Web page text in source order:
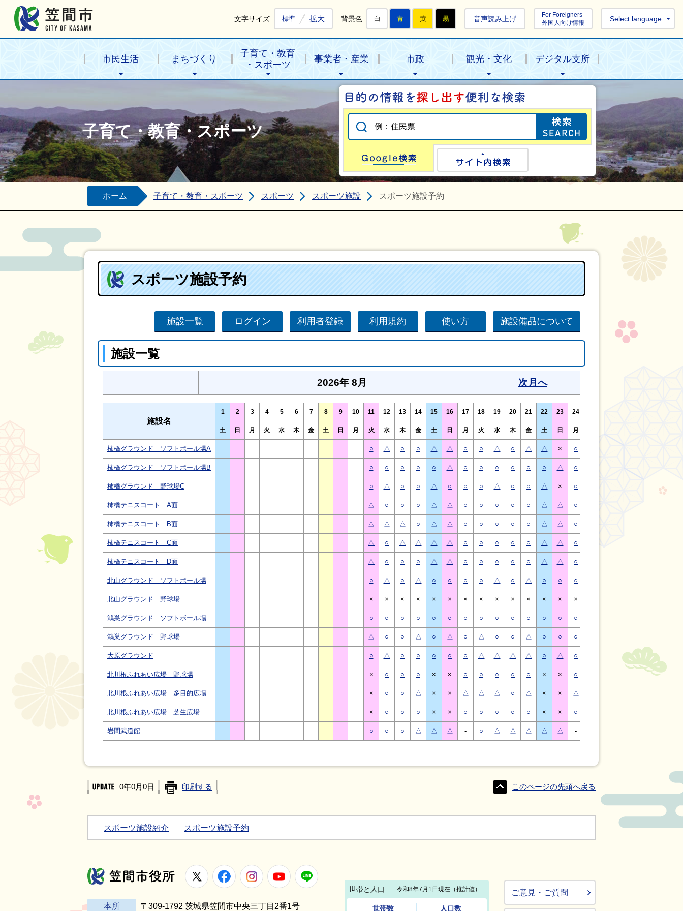
文字サイズ 標準 拡大 背景色 白 青 黄 黒 音声読み上げ
For Foreigners
外国人向け情報
Select language
市民生活 まちづくり
子育て・教育
・スポーツ
事業者・産業 市政 観光・文化 デジタル支所
子育て・教育・スポーツ
目的の情報を探
Google検索
ホーム 子育て・教育・スポーツ スポーツ スポーツ施設 スポーツ施設予約
スポーツ施設予約
施設一覧 ログイン 利用者登録 利用規約 使い方 施設備品について
施設一覧
2026年 8月 次月へ
施設名
1 2 3 4 5 6 7 8 9 10 11 12 13 14 15 16 17 18 19 20 21 22 23 24
土 日 月 火 水 木 金 土 日 月 火 水 木 金 土 日 月 火 水 木 金 土 日 月
柿橋グラウンド ソフトボール場A ○ △ ○ ○ △ △ ○ ○ △ ○ △ △ × ○
柿橋グラウンド ソフトボール場B ○ ○ ○ ○ ○ △ ○ ○ ○ ○ ○ ○ △ ○ ○
柿橋グラウンド 野球場C ○ △ ○ ○ △ ○ ○ ○ △ ○ ○ △ × ○
柿橋テニスコート A面 △ ○ ○ ○ △ △ ○ ○ ○ ○ ○ △ △ ○
柿橋テニスコート B面 △ △ △ ○ △ △ ○ ○ ○ ○ ○ △ △ ○
柿橋テニスコート C面 △ ○ △ △ △ △ ○ ○ ○ ○ ○ △ △ ○
柿橋テニスコート D面 △ ○ ○ ○ △ △ ○ ○ ○ ○ ○ △ △ ○
北山グラウンド ソフトボール場 ○ △ ○ △ ○ ○ ○ ○ △ ○ △ ○ ○ ○
北山グラウンド 野球場 × × × × × × × × × × × × × ×
鴻巣グラウンド ソフトボール場 ○ ○ ○ ○ ○ ○ ○ ○ ○ ○ ○ ○ ○ ○
鴻巣グラウンド 野球場 △ ○ ○ △ ○ △ ○ △ ○ ○ △ ○ ○ ○
大原グラウンド ○ △ ○ ○ ○ ○ ○ △ △ △ △ ○ △ ○ △ △ ○
北川根ふれあい広場 野球場 × ○ ○ ○ × × ○ ○ ○ ○ ○ × × ○ ×
北川根ふれあい広場 多目的広場 × ○ ○ △ × × △ △ △ ○ △ × × △
北川根ふれあい広場 芝生広場 × ○ ○ ○ × × ○ ○ ○ ○ ○ × × ○
岩間武道館 ○ ○ ○ △ △ △ - ○ △ △ △ △ △ -
0年0月0日 印刷する このページの先頭へ戻る
スポーツ施設紹介 スポーツ施設予約
笠間市役所
X FacebookInstagramYoutube
本所 〒309-1792 茨城県笠間市中央三丁目2番1号
ご意見・ご質問